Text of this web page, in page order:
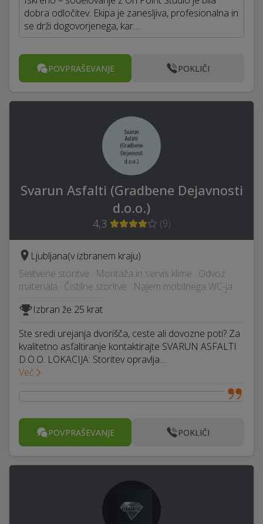
dobra odločitev. Ekipa je zanesljiva, profesionalna in
se drži dogovorjenega, kar…
POVPRAŠEVANJE POKLIČI
Svarun Asfalti (Gradbene Dejavnosti
d.o.o.)
4,3 (9)
Ljubljana(v izbranem kraju)
Selitvene storitve · Montaža in servis klime · Odvoz
materiala · Čistilne storitve · Najem mobilnega WC-ja
Izbran že 25 krat
Ste sredi urejanja dvorišča, ceste ali dovozne poti? Za
kvalitetno asfaltiranje kontaktirajte SVARUN ASFALTI
D.O.O. LOKACIJA: Storitev opravlja…
Več
POVPRAŠEVANJE POKLIČI